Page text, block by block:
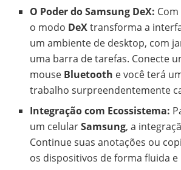
O Poder do Samsung DeX:
o modo DeXtransforma a
um ambiente de desktop, com
uma barra de tarefas. Conecte
mouse Bluetooth e você terá
trabalho surpreendentemente
Integração com Ecossistema:
um celularSamsung, a
Continue suas anotações ou
os dispositivos de forma fluida